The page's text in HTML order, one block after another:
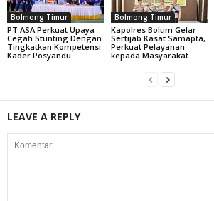
Bolmong Timur
PT ASA Perkuat Upaya
Cegah Stunting Dengan
Tingkatkan Kompetensi
Kader Posyandu
Bolmong Timur
Kapolres Boltim Gelar
Sertijab Kasat Samapta,
Perkuat Pelayanan
kepada Masyarakat
LEAVE A REPLY